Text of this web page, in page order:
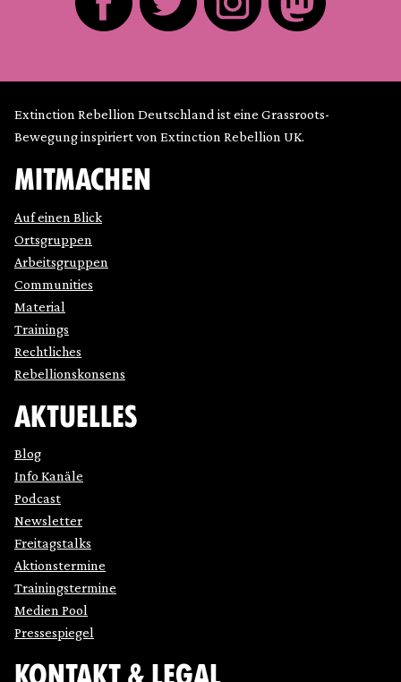
Extinction Rebellion Deutschland ist eine Grassroots-
Bewegung inspiriert von Extinction Rebellion UK.
MITMACHEN
Auf einen Blick
Ortsgruppen
Arbeitsgruppen
Communities
Material
Trainings
Rechtliches
Rebellionskonsens
AKTUELLES
Blog
Info Kanäle
Podcast
Newsletter
Freitagstalks
Aktionstermine
Trainingstermine
Medien Pool
Pressespiegel